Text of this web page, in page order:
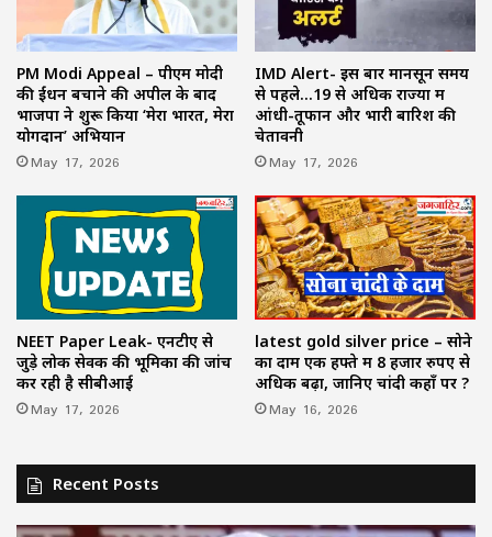
PM Modi Appeal – पीएम मोदी
की ईंधन बचाने की अपील के बाद
भाजपा ने शुरू किया ‘मेरा भारत, मेरा
योगदान’ अभियान
May 17, 2026
IMD Alert- इस बार मानसून समय
से पहले…19 से अधिक राज्यों में
आंधी-तूफान और भारी बारिश की
चेतावनी
May 17, 2026
NEET Paper Leak- एनटीए से
जुड़े लोक सेवक की भूमिका की जांच
कर रही है सीबीआई
May 17, 2026
latest gold silver price – सोने
का दाम एक हफ्ते में 8 हजार रुपए से
अधिक बढ़ा, जानिए चांदी कहाँ पर ?
May 16, 2026
Recent Posts